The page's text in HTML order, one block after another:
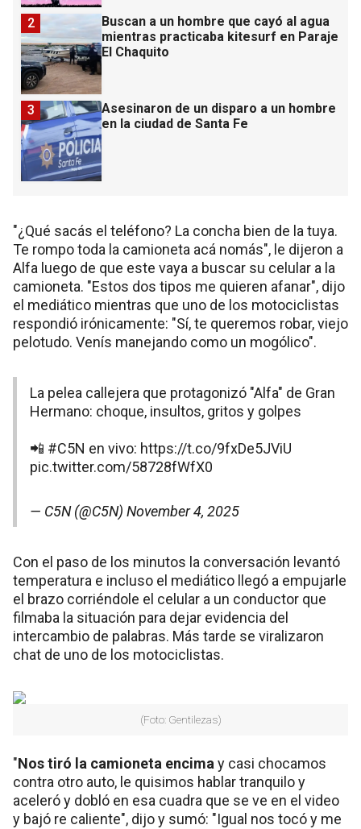
Buscan a un hombre que cayó al agua
mientras practicaba kitesurf en Paraje
El Chaquito
2
Asesinaron de un disparo a un hombre
en la ciudad de Santa Fe
3
"¿Qué sacás el teléfono? La concha bien de la tuya.
Te rompo toda la camioneta acá nomás", le dijeron a
Alfa luego de que este vaya a buscar su celular a la
camioneta. "Estos dos tipos me quieren afanar", dijo
el mediático mientras que uno de los motociclistas
respondió irónicamente: "Sí, te queremos robar, viejo
pelotudo. Venís manejando como un mogólico".
La pelea callejera que protagonizó "Alfa" de Gran
Hermano: choque, insultos, gritos y golpes
📲 #C5N en vivo: https://t.co/9fxDe5JViU
pic.twitter.com/58728fWfX0
— C5N (@C5N) November 4, 2025
Con el paso de los minutos la conversación levantó
temperatura e incluso el mediático llegó a empujarle
el brazo corriéndole el celular a un conductor que
filmaba la situación para dejar evidencia del
intercambio de palabras. Más tarde se viralizaron
chat de uno de los motociclistas.
(Foto: Gentilezas)
"Nos tiró la camioneta encima y casi chocamos
contra otro auto, le quisimos hablar tranquilo y
aceleró y dobló en esa cuadra que se ve en el video
y bajó re caliente", dijo y sumó: "Igual nos tocó y me